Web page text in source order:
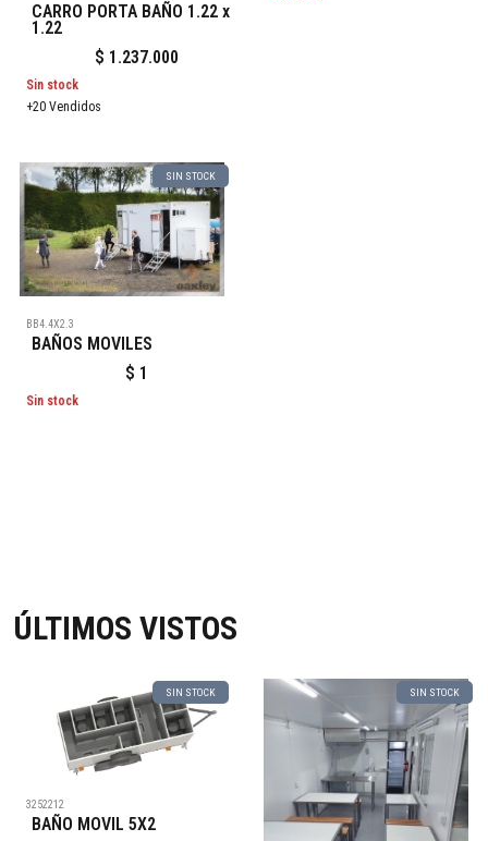
CARRO PORTA BAÑO 1.22 x
1.22
$ 1.237.000
Sin stock
+20 Vendidos
SIN STOCK
BB4.4X2.3
BAÑOS MOVILES
$ 1
Sin stock
ÚLTIMOS VISTOS
SIN STOCK
3252212
BAÑO MOVIL 5X2
SIN STOCK